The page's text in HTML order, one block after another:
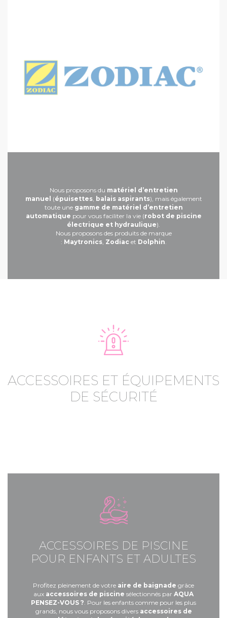
Nous proposons du matériel d’entretien
manuel (épuisettes, balais aspirants), mais également
toute une gamme de matériel d’entretien
automatique pour vous faciliter la vie (robot de piscine
électrique et hydraulique).
Nous proposons des produits de marque
: Maytronics, Zodiacet Dolphin
ACCESSOIRES ET ÉQUIPEMENTS
DE SÉCURITÉ
ACCESSOIRES DE PISCINE
POUR ENFANTS ET ADULTES
Profitez pleinement de votre aire de baignade grâce
aux accessoires de piscine sélectionnés par AQUA
PENSEZ-VOUS ?. Pour les enfants comme pour les plus
grands, nous vous proposons divers accessoires de